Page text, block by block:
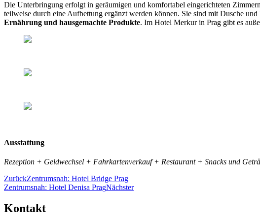
Die Unterbringung erfolgt in geräumigen und komfortabel eingerichteten
teilweise durch eine Aufbettung ergänzt werden können. Sie sind mit Dusche
Ernährung und hausgemachte Produkte. Im Hotel Merkur in Prag gibt es
Ausstattung
Rezeption + Geldwechsel + Fahrkartenverkauf + Restaurant + Snacks und
ZurückZentrumsnah: Hotel Bridge Prag
Zentrumsnah: Hotel Denisa PragNächster
Kontakt